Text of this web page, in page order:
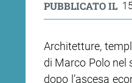
PUBBLICATO IL
Architetture,
di Marco Polo nel
dopo l’ascesa